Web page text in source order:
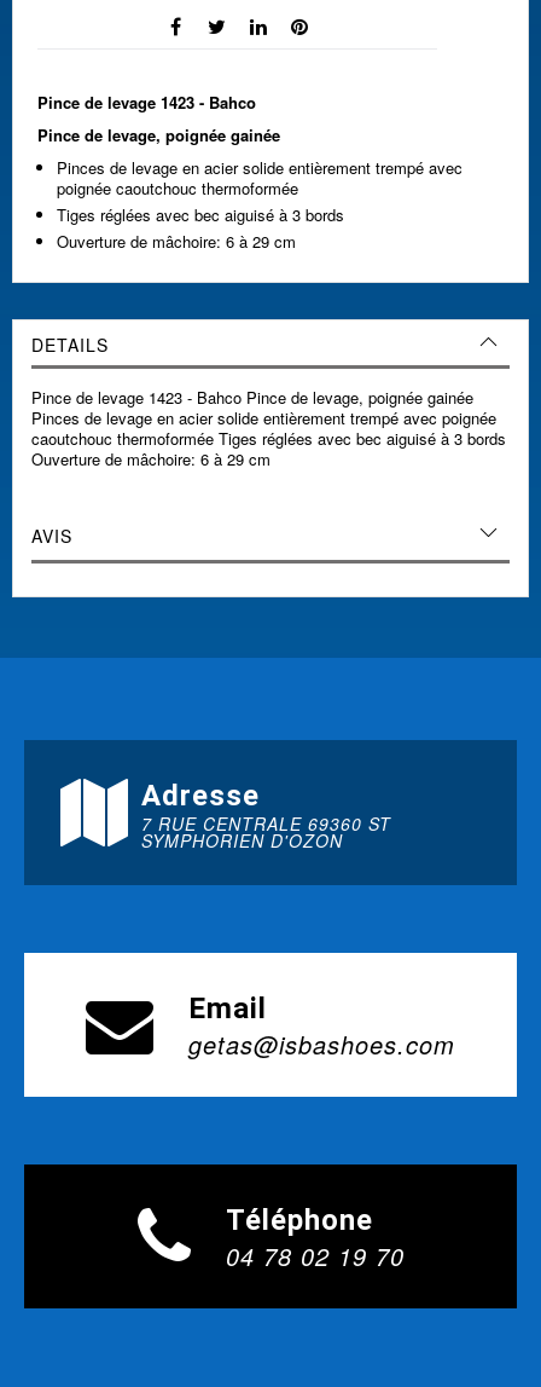
Pince de levage 1423 - Bahco
Pince de levage, poignée gainée
Pinces de levage en acier solide entièrement trempé avec
poignée caoutchouc thermoformée
Tiges réglées avec bec aiguisé à 3 bords
Ouverture de mâchoire: 6 à 29 cm
DETAILS
Pince de levage 1423 - Bahco Pince de levage, poignée gainée
Pinces de levage en acier solide entièrement trempé avec poignée
caoutchouc thermoformée Tiges réglées avec bec aiguisé à 3 bords
Ouverture de mâchoire: 6 à 29 cm
AVIS
Adresse
7 RUE CENTRALE 69360 ST
SYMPHORIEN D'OZON
Email
getas@isbashoes.com
Téléphone
04 78 02 19 70